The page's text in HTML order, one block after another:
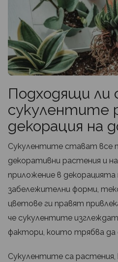
Подходящи ли
сукулентите
декорация на
Сукулентите стават все
декоративни растения и
приложение в
забележителни форми,
цветове ги правят
че сукулентите
фактори, които трябва да
Сукулентите са